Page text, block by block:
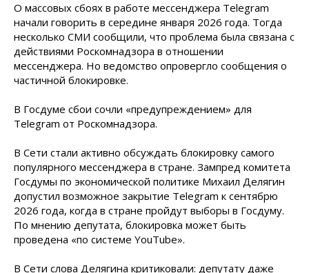
О массовых сбоях в работе мессенджера Telegram
начали говорить в середине января 2026 года. Тогда
несколько СМИ сообщили, что проблема была связана с
действиями Роскомнадзора в отношении
мессенджера. Но ведомство опровергло сообщения о
частичной блокировке.
В Госдуме сбои сочли «предупреждением» для
Telegram от Роскомнадзора.
В Сети стали активно обсуждать блокировку самого
популярного мессенджера в стране. Зампред комитета
Госдумы по экономической политике Михаил Делягин
допустил возможное закрытие Telegram к сентябрю
2026 года, когда в стране пройдут выборы в Госдуму.
По мнению депутата, блокировка может быть
проведена «по системе YouTube».
В Сети слова Делягина критиковали: депутату даже